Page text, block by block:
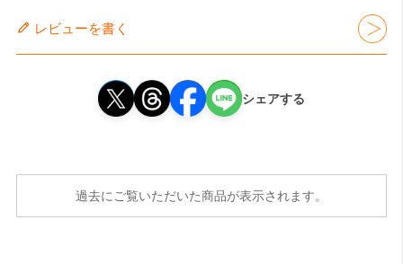
レビューを書く
シェアする
過去にご覧いただいた商品が表示されます。